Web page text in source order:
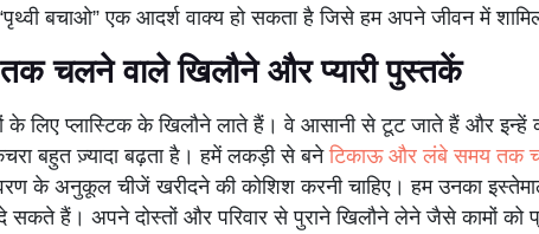
बचाओ” एक आदर्श वाक्य हो सकता है जिसे हम अपने जीवन में
चलने वाले खिलौने और प्यारी पुस्तकें
के लिए प्लास्टिक के खिलौने लाते हैं। वे आसानी से टूट जाते हैं और इन्हें
बहुत ज़्यादा बढ़ता है। हमें लकड़ी से बनेटिकाऊ और लंबे समय तक
के अनुकूल चीजें खरीदने की कोशिश करनी चाहिए। हम उनका
दे सकते हैं। अपने दोस्तों और परिवार से पुराने खिलौने लेने जैसे कामों को